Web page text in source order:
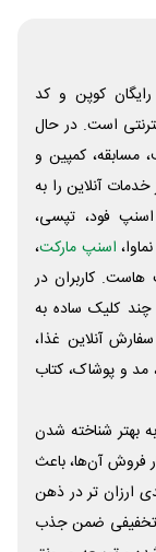
کوپن و کد
است. در حال
مسابقه، کمپین و
آنلاین را به
فود، تپسی،
اسنپ مارکت،
‌هاست. کاربران در
چند کلیک ساده به
آنلاین غذا،
مد و پوشاک، کتاب
بهتر شناخته شدن
فروش آن‌ها، باعث
ارزان تر در ذهن
تخفیفی ضمن جذب